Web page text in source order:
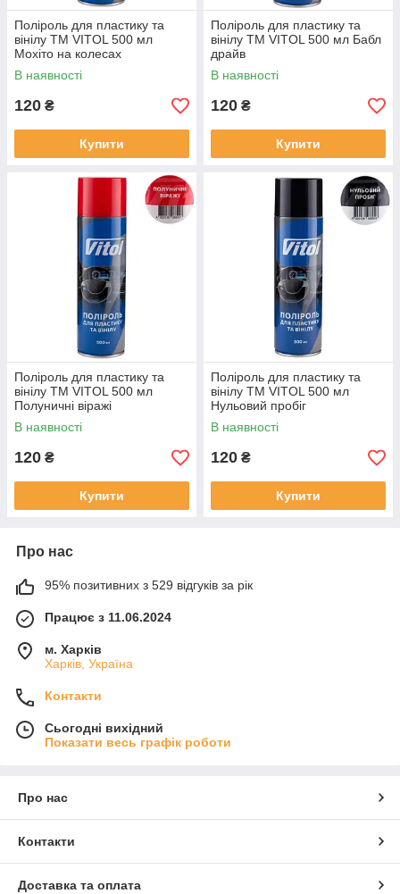
Поліроль для пластику та
вінілу ТМ VITOL 500 мл
Мохіто на колесах
В наявності
120 ₴
Купити
Поліроль для пластику та
вінілу ТМ VITOL 500 мл Бабл
драйв
В наявності
120 ₴
Купити
Поліроль для пластику та
вінілу ТМ VITOL 500 мл
Полуничні віражі
В наявності
120 ₴
Купити
Поліроль для пластику та
вінілу ТМ VITOL 500 мл
Нульовий пробіг
В наявності
120 ₴
Купити
Про нас
95% позитивних з 529 відгуків за рік
Працює з 11.06.2024
м. Харків
Харків, Україна
Контакти
Сьогодні вихідний
Показати весь графік роботи
Про нас
Контакти
Доставка та оплата